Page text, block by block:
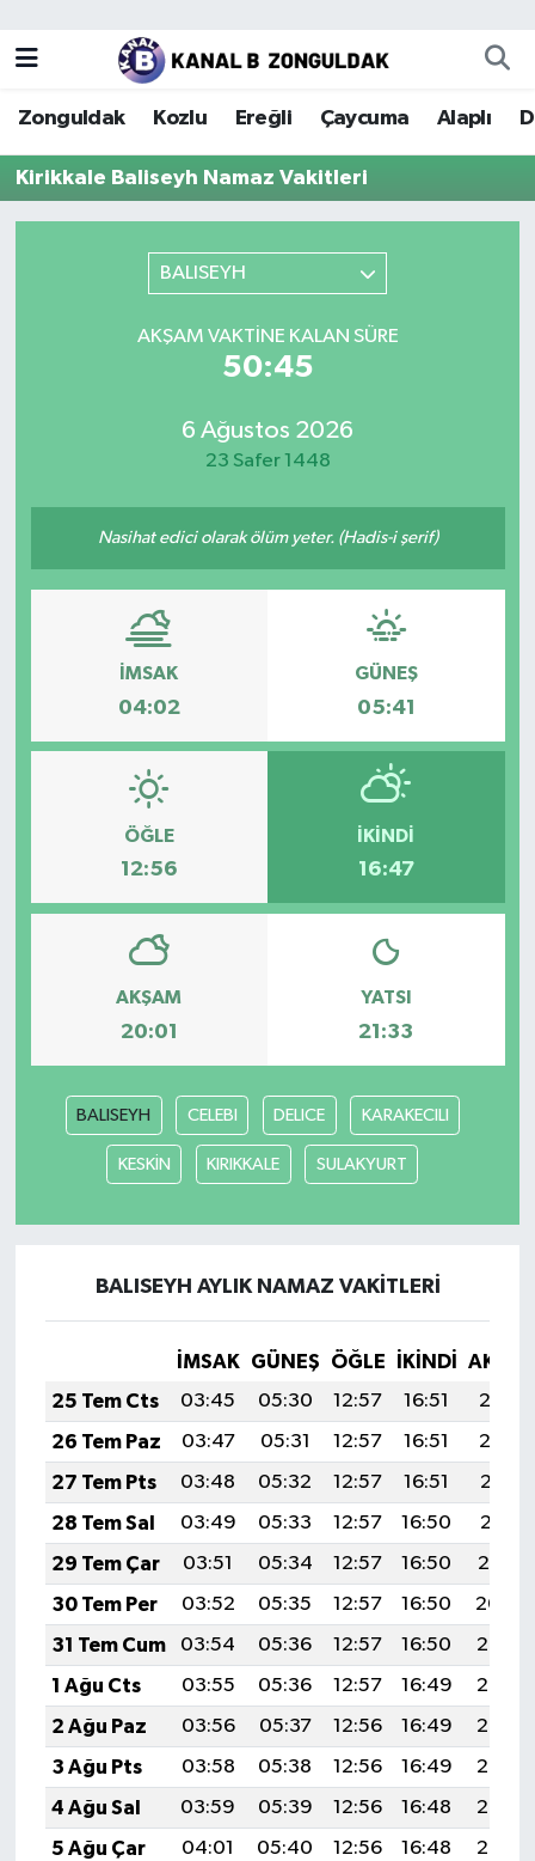
Zonguldak Kozlu Ereğli Çaycuma Alaplı
Kirikkale Baliseyh Namaz Vakitleri
BALISEYH
AKŞAM VAKTINE KALAN SÜRE
50:45
6 Ağustos 2026
23 Safer 1448
Nasihat edici olarak ölüm yeter. (Hadis-i şerif)
İMSAK
04:02
GÜNEŞ
05:41
ÖĞLE
12:56
İKINDI
16:47
AKŞAM
20:01
YATSI
21:33
BALISEYH CELEBI DELICE KARAKECILI
KESKİN KIRIKKALE SULAKYURT
BALISEYH AYLIK NAMAZ VAKITLERI
İMSAK GÜNEŞ ÖĞLE İKINDI
25 Tem Cts
03:45 05:30 12:57 16:51
20:13
26 Tem Paz
03:47 05:31 12:57 16:51
20:12
27 Tem Pts
03:48 05:32 12:57 16:51
20:11
28 Tem Sal
03:49 05:33 12:57 16:50
20:11
29 Tem Çar
03:51 05:34 12:57 16:50
20:10
30 Tem Per
03:52 05:35 12:57 16:50
20:09
31 Tem Cum
03:54 05:36 12:57 16:50
20:08
1 Ağu Cts
03:55 05:36 12:57 16:49
20:07
2 Ağu Paz
03:56 05:37 12:56 16:49
20:06
3 Ağu Pts
03:58 05:38 12:56 16:49
20:05
4 Ağu Sal
03:59 05:39 12:56 16:48
20:03
5 Ağu Çar
04:01 05:40 12:56 16:48
20:02
Zonguldak
Kozlu
Ulusal
Zonguldak Nöbetçi Eczaneler
Zonguldak Hava Durumu
Puan Durumu ve Fikstür
Tüm Manşetler